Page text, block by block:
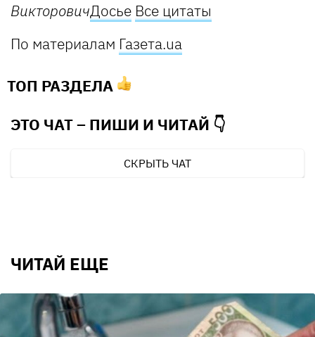
ВикторовичДосье Все цитаты
По материалам Газета.ua
ТОП РАЗДЕЛА
ЭТО ЧАТ – ПИШИ И ЧИТАЙ 👇
СКРЫТЬ ЧАТ
ЧИТАЙ ЕЩЕ